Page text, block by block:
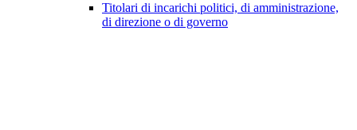
Titolari di incarichi politici, di amministrazione,
di direzione o di governo